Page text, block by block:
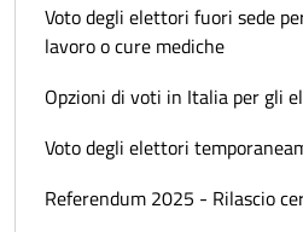
Voto degli elettori fuori sede
lavoro o cure mediche
Opzioni di voti in Italia per gli
Voto degli elettori
Referendum 2025 - Rilascio